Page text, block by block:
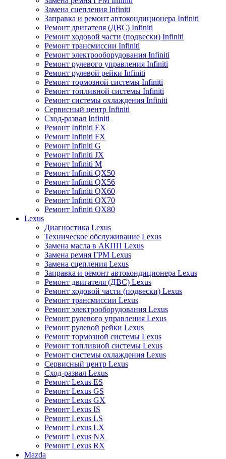
Замена сцепления Infiniti
Заправка и ремонт автокондиционера Infiniti
Ремонт двигателя (ДВС) Infiniti
Ремонт ходовой части (подвески) Infiniti
Ремонт трансмиссии Infiniti
Ремонт электрооборудования Infiniti
Ремонт рулевого управления Infiniti
Ремонт рулевой рейки Infiniti
Ремонт тормозной системы Infiniti
Ремонт топливной системы Infiniti
Ремонт системы охлаждения Infiniti
Сервисный центр Infiniti
Сход-развал Infiniti
Ремонт Infiniti EX
Ремонт Infiniti FX
Ремонт Infiniti G
Ремонт Infiniti JX
Ремонт Infiniti M
Ремонт Infiniti QX50
Ремонт Infiniti QX56
Ремонт Infiniti QX60
Ремонт Infiniti QX70
Ремонт Infiniti QX80
Lexus
Диагностика Lexus
Техническое обслуживание Lexus
Замена масла в АКПП Lexus
Замена ремня ГРМ Lexus
Замена сцепления Lexus
Заправка и ремонт автокондиционера Lexus
Ремонт двигателя (ДВС) Lexus
Ремонт ходовой части (подвески) Lexus
Ремонт трансмиссии Lexus
Ремонт электрооборудования Lexus
Ремонт рулевого управления Lexus
Ремонт рулевой рейки Lexus
Ремонт тормозной системы Lexus
Ремонт топливной системы Lexus
Ремонт системы охлаждения Lexus
Сервисный центр Lexus
Сход-развал Lexus
Ремонт Lexus ES
Ремонт Lexus GS
Ремонт Lexus GX
Ремонт Lexus IS
Ремонт Lexus LS
Ремонт Lexus LX
Ремонт Lexus NX
Ремонт Lexus RX
Mazda